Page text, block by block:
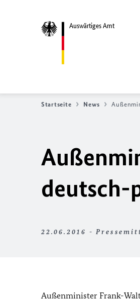
Auswärtiges Amt
Startseite News
deutsch-
22.06.2016 -
Außenminister Frank-